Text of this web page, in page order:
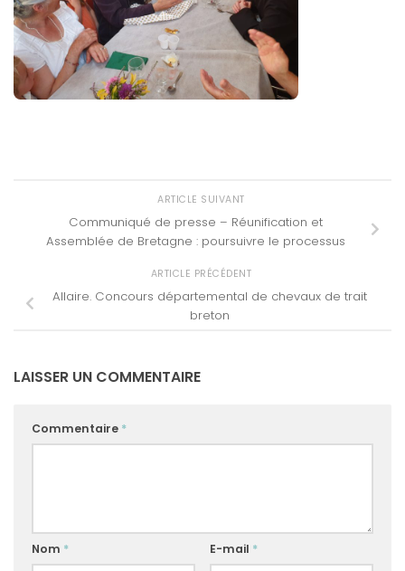
ARTICLE SUIVANT
Communiqué de presse – Réunification et
Assemblée de Bretagne : poursuivre le processus
ARTICLE PRÉCÉDENT
Allaire. Concours départemental de chevaux de trait
breton
LAISSER UN COMMENTAIRE
Commentaire *
Nom * E-mail *